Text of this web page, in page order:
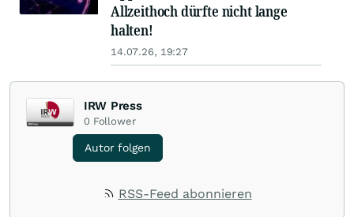
Allzeithoch dürfte nicht lange
halten!
14.07.26, 19:27
IRW Press
0 Follower
Autor folgen
RSS-Feed abonnieren